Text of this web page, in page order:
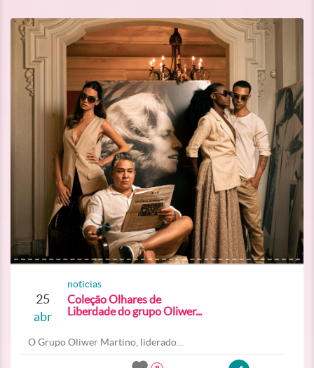
25
abr
noticias
Coleção Olhares de
Liberdade do grupo Oliwer...
O Grupo Oliwer Martino, liderado...